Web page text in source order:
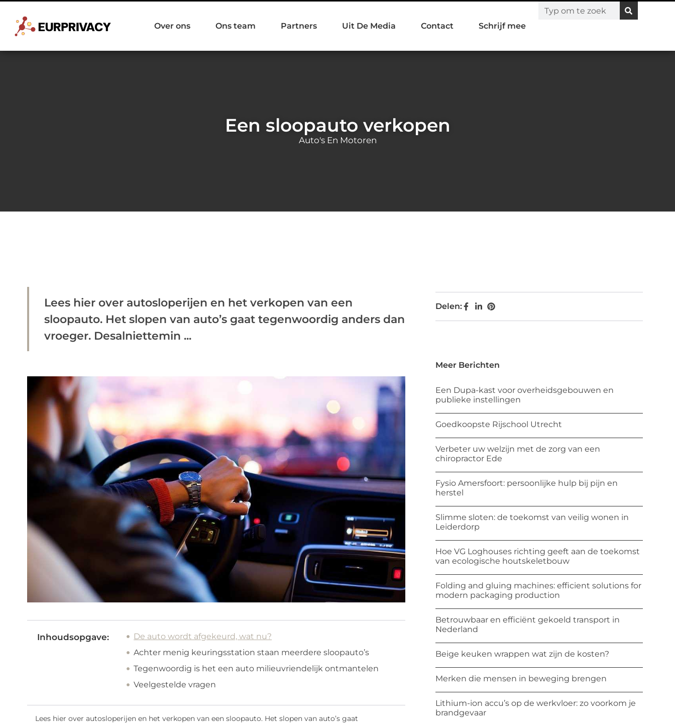
Over ons Ons team Partners Uit De Media Contact Schrijf mee
Een sloopauto verkopen
Auto's En Motoren
Lees hier over autosloperijen en het verkopen van een
sloopauto. Het slopen van auto’s gaat tegenwoordig anders dan
vroeger. Desalniettemin ...
Inhoudsopgave:
De auto wordt afgekeurd, wat nu?
Achter menig keuringsstation staan meerdere sloopauto’s
Tegenwoordig is het een auto milieuvriendelijk ontmantelen
Veelgestelde vragen
Lees hier over autosloperijen en het verkopen van een sloopauto. Het slopen van auto’s gaat
Delen:
Meer Berichten
Een Dupa-kast voor overheidsgebouwen en
publieke instellingen
Goedkoopste Rijschool Utrecht
Verbeter uw welzijn met de zorg van een
chiropractor Ede
Fysio Amersfoort: persoonlijke hulp bij pijn en
herstel
Slimme sloten: de toekomst van veilig wonen in
Leiderdorp
Hoe VG Loghouses richting geeft aan de toekomst
van ecologische houtskeletbouw
Folding and gluing machines: efficient solutions for
modern packaging production
Betrouwbaar en efficiënt gekoeld transport in
Nederland
Beige keuken wrappen wat zijn de kosten?
Merken die mensen in beweging brengen
Lithium-ion accu’s op de werkvloer: zo voorkom je
brandgevaar